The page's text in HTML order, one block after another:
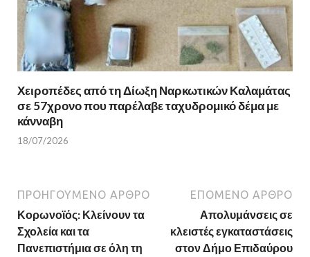
Χειροπέδες από τη Δίωξη Ναρκωτικών Καλαμάτας
σε 57χρονο που παρέλαβε ταχυδρομικό δέμα με
κάνναβη
18/07/2026
ΠΡΟΗΓΟΎΜΕΝΟ ΆΡΘΡΟ
Κορωνοϊός: Κλείνουν τα
Σχολεία και τα
Πανεπιστήμια σε όλη τη
ΕΠΌΜΕΝΟ ΆΡΘΡΟ
Απολυμάνσεις σε
κλειστές εγκαταστάσεις
στον Δήμο Επιδαύρου